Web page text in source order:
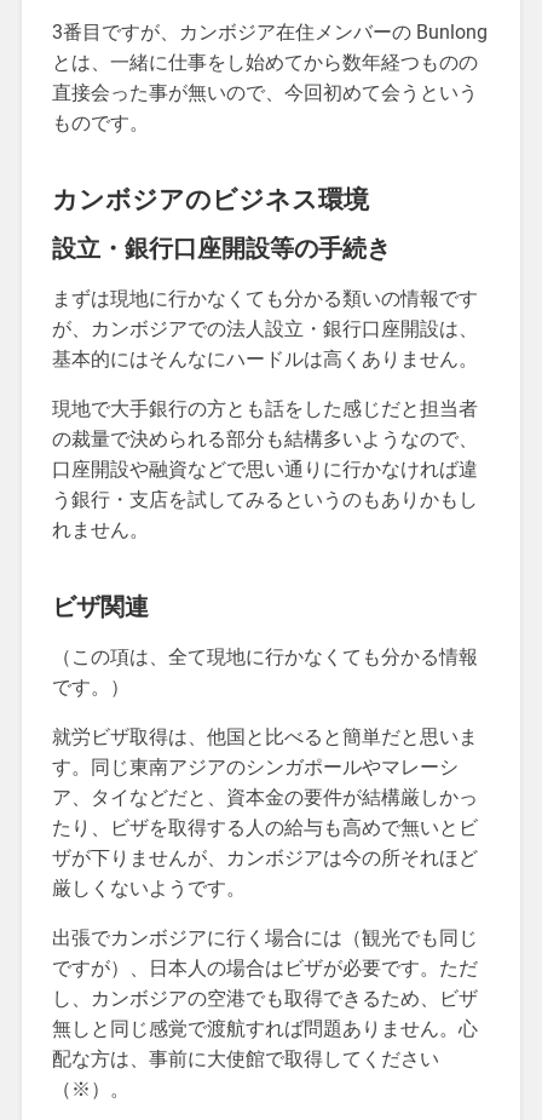
3番目ですが、カンボジア在住メンバーの Bunlong
とは、一緒に仕事をし始めてから数年経つものの
直接会った事が無いので、今回初めて会うという
ものです。
カンボジアのビジネス環境
設立・銀行口座開設等の手続き
まずは現地に行かなくても分かる類いの情報です
が、カンボジアでの法人設立・銀行口座開設は、
基本的にはそんなにハードルは高くありません。
現地で大手銀行の方とも話をした感じだと担当者
の裁量で決められる部分も結構多いようなので、
口座開設や融資などで思い通りに行かなければ違
う銀行・支店を試してみるというのもありかもし
れません。
ビザ関連
（この項は、全て現地に行かなくても分かる情報
です。）
就労ビザ取得は、他国と比べると簡単だと思いま
す。同じ東南アジアのシンガポールやマレーシ
ア、タイなどだと、資本金の要件が結構厳しかっ
たり、ビザを取得する人の給与も高めで無いとビ
ザが下りませんが、カンボジアは今の所それほど
厳しくないようです。
出張でカンボジアに行く場合には（観光でも同じ
ですが）、日本人の場合はビザが必要です。ただ
し、カンボジアの空港でも取得できるため、ビザ
無しと同じ感覚で渡航すれば問題ありません。心
配な方は、事前に大使館で取得してください
（※）。